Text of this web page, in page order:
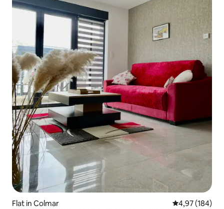
Flat in Colmar Gemiddelde
4,97 (184)